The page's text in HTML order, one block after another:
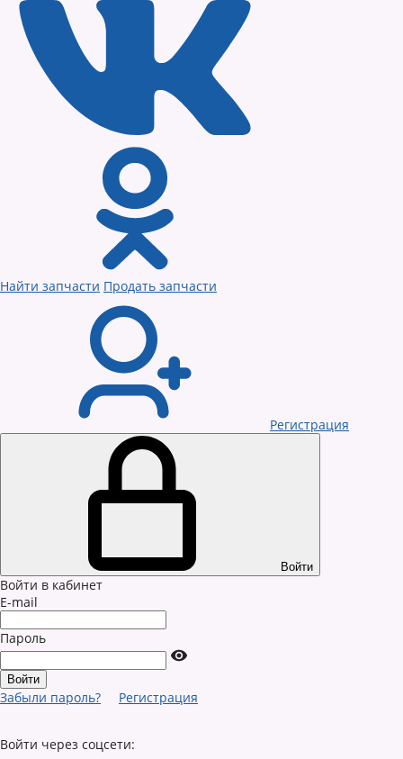
Найти запчасти Продать запчасти
Регистрация
Войти
Войти в кабинет
E-mail
Пароль
Забыли пароль? Регистрация
Войти через соцсети: